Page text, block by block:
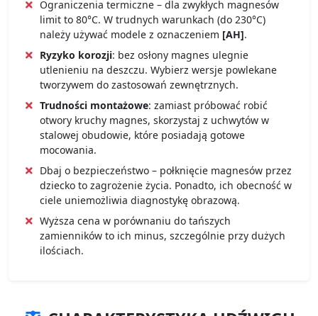
Ograniczenia termiczne – dla zwykłych magnesów
limit to 80°C. W trudnych warunkach (do 230°C)
należy używać modele z oznaczeniem [AH].
Ryzyko korozji: bez osłony magnes ulegnie
utlenieniu na deszczu. Wybierz wersje powlekane
tworzywem do zastosowań zewnętrznych.
Trudności montażowe: zamiast próbować robić
otwory kruchy magnes, skorzystaj z uchwytów w
stalowej obudowie, które posiadają gotowe
mocowania.
Dbaj o bezpieczeństwo – połknięcie magnesów przez
dziecko to zagrożenie życia. Ponadto, ich obecność w
ciele uniemożliwia diagnostykę obrazową.
Wyższa cena w porównaniu do tańszych
zamienników to ich minus, szczególnie przy dużych
ilościach.